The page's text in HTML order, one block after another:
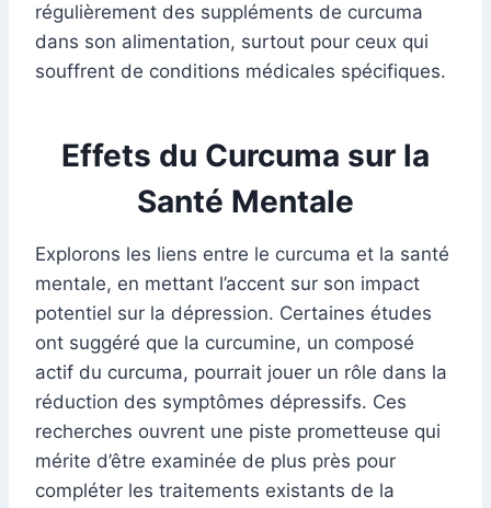
régulièrement des suppléments de curcuma
dans son alimentation, surtout pour ceux qui
souffrent de conditions médicales spécifiques.
Effets du Curcuma sur la
Santé Mentale
Explorons les liens entre le curcuma et la santé
mentale, en mettant l’accent sur son impact
potentiel sur la dépression. Certaines études
ont suggéré que la curcumine, un composé
actif du curcuma, pourrait jouer un rôle dans la
réduction des symptômes dépressifs. Ces
recherches ouvrent une piste prometteuse qui
mérite d’être examinée de plus près pour
compléter les traitements existants de la